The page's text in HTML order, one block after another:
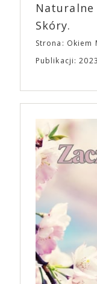
Skóry.
Strona: Okiem
Publikacji: